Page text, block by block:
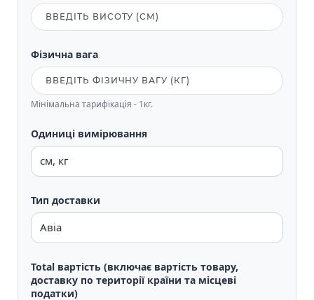
Фізична вага
Мінімальна тарифікація - 1кг.
Одиниці вимірювання
Тип доставки
Total вартість (включає вартість товару,
доставку по території країни та місцеві
податки)